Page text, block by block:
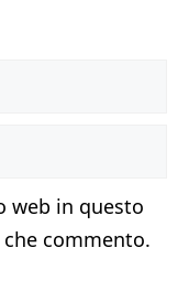
web in questo
commento.